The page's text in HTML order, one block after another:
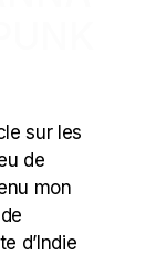
sur les
de
mon
d’Indie